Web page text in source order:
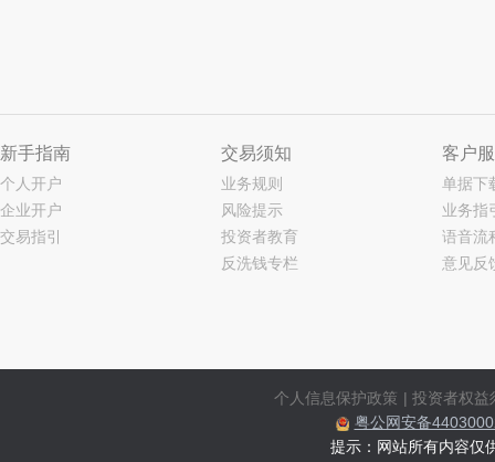
新手指南
个人开户
企业开户
交易指引
交易须知
业务规则
风险提示
投资者教育
反洗钱专栏
客户
单据下
业务指
语音流
意见反
个人信息保护政策 | 投资者权益
粤公网安备
提示：网站所有内容仅